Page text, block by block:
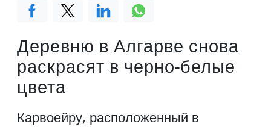
Деревню в Алгарве снова
раскрасят в черно-белые
цвета
Карвоейру, расположенный в